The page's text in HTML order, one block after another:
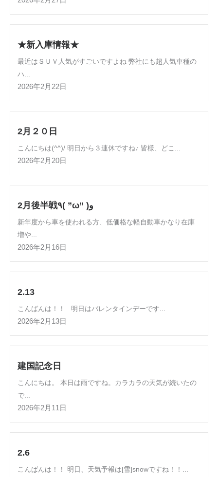
★新入庫情報★
最近はＳＵＶ人気がすごいですよね 弊社にも超人気車種の
ハ...
2026年2月22日
2月２０日
こんにちは(^^)/ 明日から３連休ですね♪ 皆様、どこ...
2026年2月20日
2月後半戦٩( ”ω” )و
新年度から車を使われる方、低価格な軽自動車かなり在庫
増や...
2026年2月16日
2.13
こんばんは！！ 明日はバレンタインデーです...
2026年2月13日
建国記念日
こんにちは。 本日は雨ですね。カラカラの天気が続いたの
で...
2026年2月11日
2.6
こんばんは！！ 明日、天気予報は[雪]snowですね！！...